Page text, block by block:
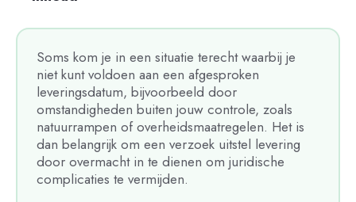
Soms kom je in een situatie terecht waarbij je
niet kunt voldoen aan een afgesproken
leveringsdatum, bijvoorbeeld door
omstandigheden buiten jouw controle, zoals
natuurrampen of overheidsmaatregelen. Het is
dan belangrijk om een verzoek uitstel levering
door overmacht in te dienen om juridische
complicaties te vermijden.